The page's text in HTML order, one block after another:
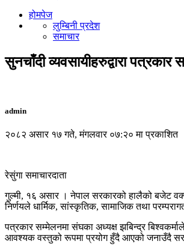
होमपेज
लुम्बिनी प्रदेश
समाचार
सुनचाँदी व्यवसायीहरुद्वारा
admin
२०८२ असार १७ गते, मंगलवार ०७:२० मा प्रकाशित
रेसुंगा समाचारदाता
गुल्मी, १६ असार । नेपाल सरकारको हालैको बजेट
निर्णयले धार्मिक, सांस्कृतिक, सामाजिक तथा
पत्रकार सम्मेलनमा संघका अध्यक्ष झबिन्द्र
आवश्यक वस्तुको रूपमा प्रयोग हुँदै आएको जनाउँदै